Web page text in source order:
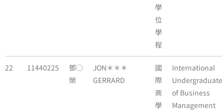
學
位
學
程
22 11440225
鄧○
榮
JON＊＊＊
GERRARD
國
際
商
學
International
Undergraduate
of Business
Management